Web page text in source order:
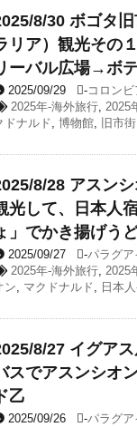
8/30 ボゴタ
リア）観光そ
ーバル広場→ボ
2025/09/29 -コロンビ
2025年-海外旅行, 2025
ドナルド, 博物館, 旧市街
8/28 アスン
光して、日本人
」でかき揚げう
2025/09/27 -パラグア
2025年-海外旅行, 2025
ン, マクドナルド, 日本
8/27 イグアス
スでアスンシオ
ド乙
2025/09/26 -パラグア